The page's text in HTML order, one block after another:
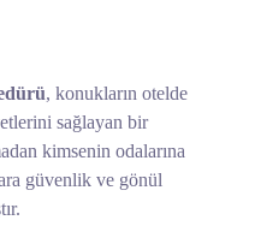
, konukların otelde
sağlayan bir
kimsenin odalarına
güvenlik ve gönül